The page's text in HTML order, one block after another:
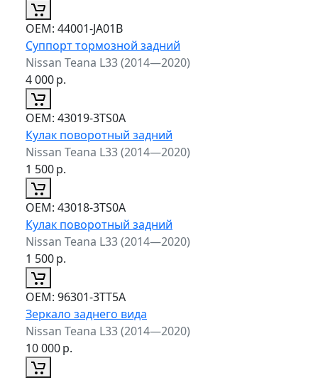
ОЕМ: 44001-JA01B
Суппорт тормозной задний
Nissan Teana L33 (2014—2020)
4 000р.
ОЕМ: 43019-3TS0A
Кулак поворотный задний
Nissan Teana L33 (2014—2020)
1 500р.
ОЕМ: 43018-3TS0A
Кулак поворотный задний
Nissan Teana L33 (2014—2020)
1 500р.
ОЕМ: 96301-3TT5A
Зеркало заднего вида
Nissan Teana L33 (2014—2020)
10 000р.